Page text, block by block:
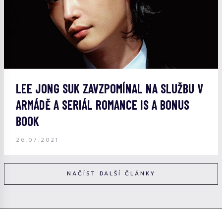
LEE JONG SUK ZAVZPOMÍNAL NA SLUŽBU V
ARMÁDĚ A SERIÁL ROMANCE IS A BONUS
BOOK
26.07.2021
NAČÍST DALŠÍ ČLÁNKY